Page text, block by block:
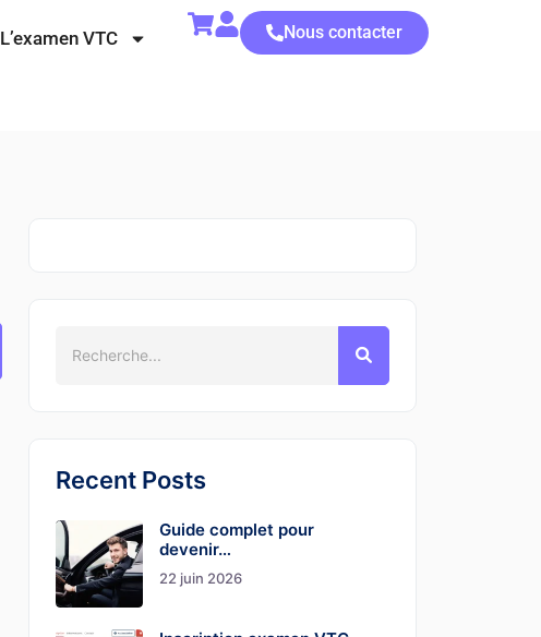
L’examen VTC Nous contacter
Recent Posts
Guide complet pour
devenir…
22 juin 2026